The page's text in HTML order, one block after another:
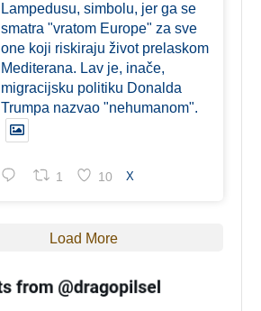
Lampedusu, simbolu, jer ga se
smatra "vratom Europe" za sve
one koji riskiraju život prelaskom
Mediterana. Lav je, inače,
migracijsku politiku Donalda
Trumpa nazvao "nehumanom".
1 10 X
Load More